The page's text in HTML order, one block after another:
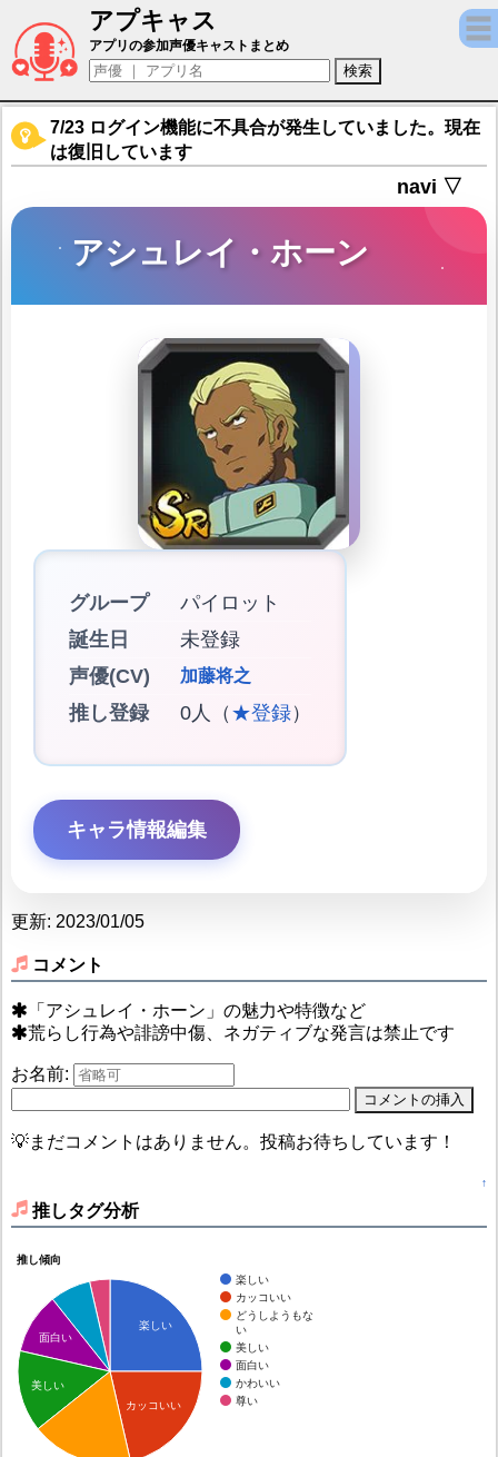
アプキャス
アシュレイ・ホーン（声優：加藤将之)【機
アプリの参加声優キャストまとめ
7/23 ログイン機能に不具合が発生していました。現在
は復旧しています
navi ▽
アシュレイ・ホーン
グループ
パイロット
誕生日
未登録
声優(CV)
加藤将之
推し登録 0人（ ★登録）
キャラ情報編集
更新: 2023/01/05
コメント
「アシュレイ・ホーン」の魅力や特徴など
荒らし行為や誹謗中傷、ネガティブな発言は禁止です
お名前:
💡まだコメントはありません。投稿お待ちしています！
↑
推しタグ分析
推し傾向
楽しい
カッコいい
どうしようもな
い
美しい
面白い
かわいい
尊い
楽しい
カッコいい
面白い
美しい